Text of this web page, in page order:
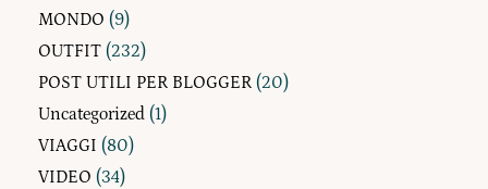
MONDO (9)
OUTFIT (232)
POST UTILI PER BLOGGER (20)
Uncategorized (1)
VIAGGI (80)
VIDEO (34)